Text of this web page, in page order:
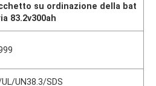
su ordinazione della bat
83.2v300ah
UL/UN38.3/SDS